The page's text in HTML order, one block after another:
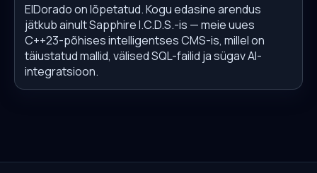
ElDorado on lõpetatud. Kogu edasine arendus
jätkub ainult Sapphire I.C.D.S.-is — meie uues
C++23-põhises intelligentses CMS-is, millel on
täiustatud mallid, välised SQL-failid ja sügav AI-
integratsioon.